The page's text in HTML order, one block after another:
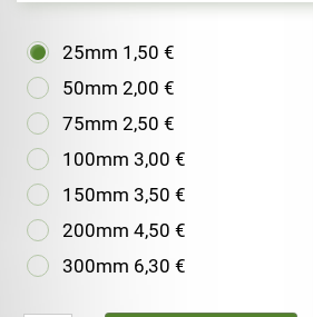
25mm 1,50 €
50mm 2,00 €
75mm 2,50 €
100mm 3,00 €
150mm 3,50 €
200mm 4,50 €
300mm 6,30 €